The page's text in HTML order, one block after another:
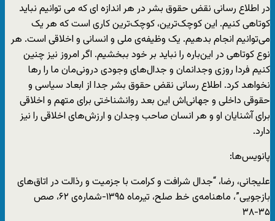
در اطلاع رسانی نقض حقوق بشر در هر اندازه ای که می توانیم نباید
کوتاهی کنیم. این کوچک‌ترین، کوچک‌ترین کاری است که هر یک
می‌توانیم انجام بدهیم. یک وظیفه‌ی ملی و انسانی و اخلاقی است. هر
نوع کوتاهی در این‌باره را نباید بر خود ببخشیم. اگر امروز نیز چنین
کنیم فردا روزی وجدانمان و جدال‌های وجودی درونی‌مان ما را رها
نخواهد کرد. اطلاع رسانی نقض حقوق بشر جدا از ابعاد سیاسی و
حقوقی داخلی و جهانی‌اش این بعد روانشناختی برای متهم و اخلاقی
برای آشنایان او و هر انسان صاحب وجدان و ارزش‌های اخلاقی را نیز
دارد.
پانویس‌ها:
علیجانی، رضا، “جدال شرافت و کرامت با جزمیت و رذالت در اتاق‌های
بازجویی”، ماهنامه‌ی خط صلح، تیرماه ۱۳۹۵-شماره‌ی ۶۲، صص
۳۵-۳۸